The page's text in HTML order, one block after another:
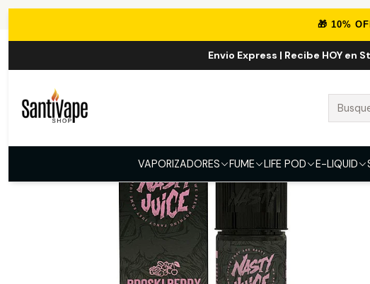
🎁 10%
Envio Express | Recibe HOY en
VAPORIZADORES FUME LIFE POD E-LIQUID